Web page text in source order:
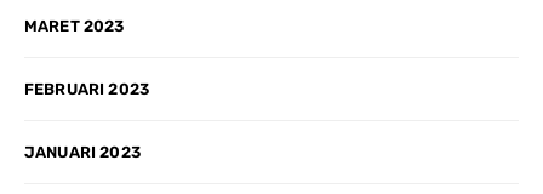
MARET 2023
FEBRUARI 2023
JANUARI 2023